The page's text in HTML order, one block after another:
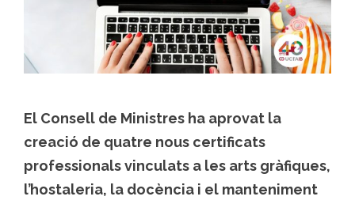
El Consell de Ministres ha aprovat la
creació de quatre nous certificats
professionals vinculats a les arts gràfiques,
l’hostaleria, la docència i el manteniment